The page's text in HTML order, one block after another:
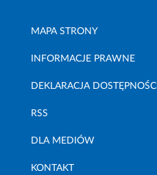
MAPA STRONY
INFORMACJE PRAWNE
DEKLARACJA DOSTĘPNOŚCI
RSS
DLA MEDIÓW
KONTAKT